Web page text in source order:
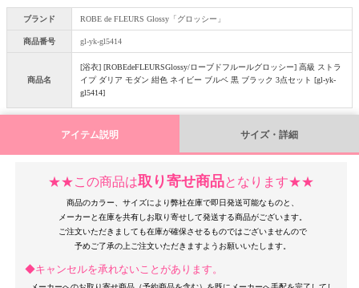
ブランド ROBE de FLEURS Glossy「グロッシー」
商品番号 gl-yk-gl5414
商品名
[浴衣] [ROBEdeFLEURSGlossy/ローブドフルールグロッシー] 高級 ストラ
イプ ダリア モダン 紺色 ネイビー ブルベ 黒 ブラック 3点セット [gl-yk-
gl5414]
アイテム説明 サイズ・詳細
★★この商品は取り寄せ商品となります★★
商品のカラー、サイズにより弊社在庫で即日発送可能なものと、
メーカーと在庫を共有しお取り寄せして発送する商品がございます。
ご注文いただきましても在庫が確保させるものではございませんので
◆キャンセルを承れないことがあります。